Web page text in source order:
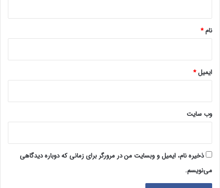
نام*
ایمیل*
وب‌ سایت
ذخیره نام، ایمیل و وبسایت من در مرورگر برای زمانی که دوباره دیدگاهی
می‌نویسم.